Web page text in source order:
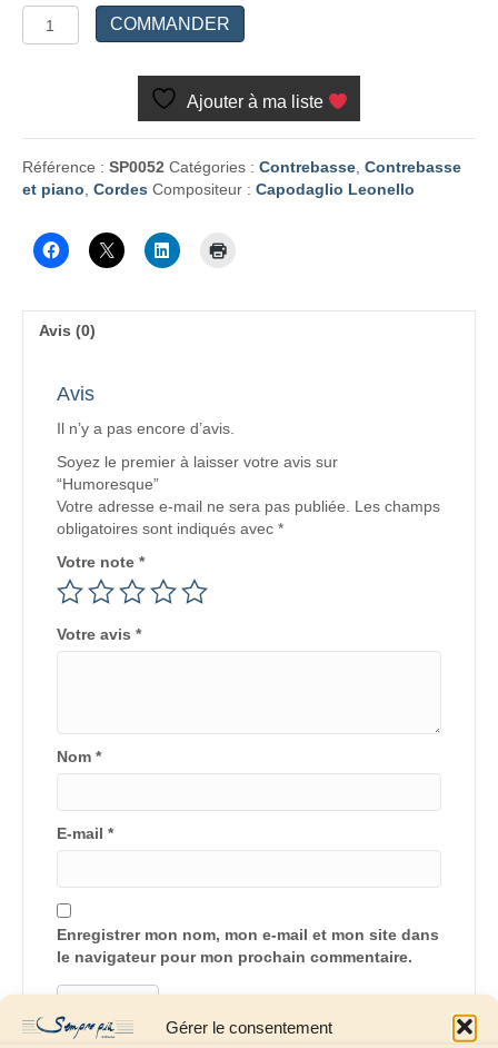
Gérer le consentement
quantité
de
COMMANDER
Ajouter à ma liste
Référence : SP0052 Catégories : Contrebasse, Contrebasse
et piano, Cordes Compositeur : Capodaglio Leonello
Avis (0)
Avis
Il n’y a pas encore d’avis.
Soyez le premier à laisser votre avis sur
“Humoresque”
Votre adresse e-mail ne sera pas publiée. Les champs
obligatoires sont indiqués avec *
Votre note *
Votre avis *
Nom *
E-mail *
Enregistrer mon nom, mon e-mail et mon site dans
le navigateur pour mon prochain commentaire.